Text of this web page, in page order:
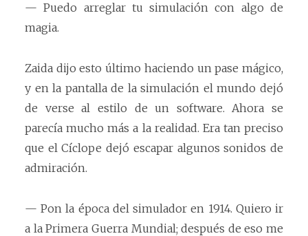
— Puedo arreglar tu simulación con algo de
magia.
Zaida dijo esto último haciendo un pase mágico,
y en la pantalla de la simulación el mundo dejó
de verse al estilo de un software. Ahora se
parecía mucho más a la realidad. Era tan preciso
que el Cíclope dejó escapar algunos sonidos de
admiración.
— Pon la época del simulador en 1914. Quiero ir
a la Primera Guerra Mundial; después de eso me